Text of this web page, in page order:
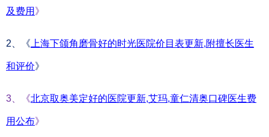
及费用 》
2、《 上海下颌角磨骨好的时光医院价目表更新,附擅长医生
和评价》
3、《北京取奥美定好的医院更新,艾玛,童仁清奥口碑医生费
用公布》